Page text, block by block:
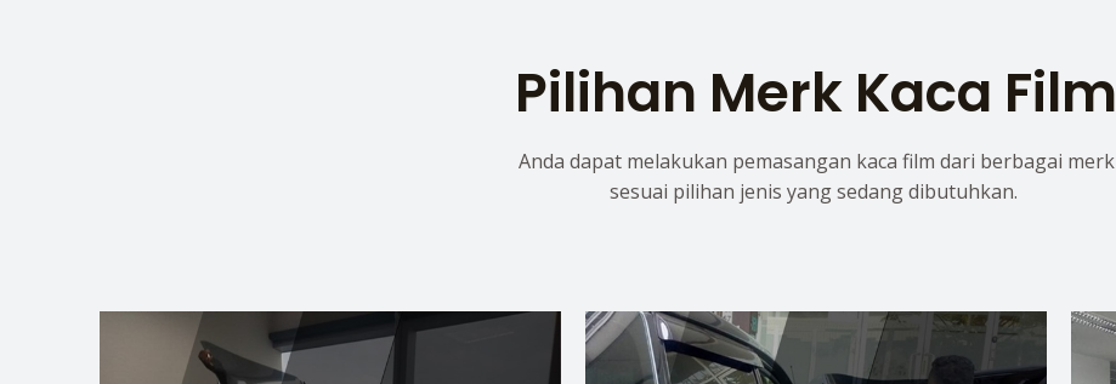
Pilihan Merk Kaca Film
Anda dapat melakukan pemasangan kaca film dari berbagai merk
sesuai pilihan jenis yang sedang dibutuhkan.